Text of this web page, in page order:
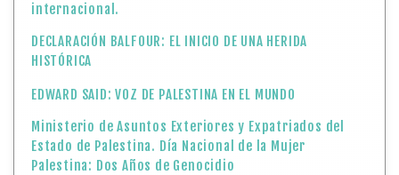
internacional.
DECLARACIÓN BALFOUR: EL INICIO DE UNA HERIDA
HISTÓRICA
EDWARD SAID: VOZ DE PALESTINA EN EL MUNDO
Ministerio de Asuntos Exteriores y Expatriados del
Estado de Palestina. Día Nacional de la Mujer
Palestina: Dos Años de Genocidio